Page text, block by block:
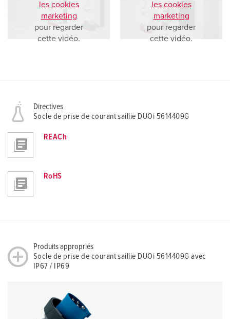
les cookies
marketing
pour regarder
cette vidéo.
les cookies
marketing
pour regarder
cette vidéo.
Directives
Socle de prise de courant saillie DUOi 5614409G
REACh
RoHS
Produits appropriés
Socle de prise de courant saillie DUOi 5614409G avec
IP67 / IP69